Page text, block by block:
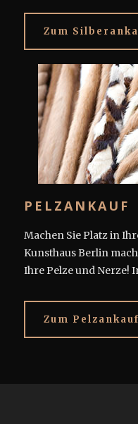
Zum
PELZANKAUF
Machen Sie Platz in
Kunsthaus Berlin
Ihre Pelze und Nerze!
Zum Pelzankauf